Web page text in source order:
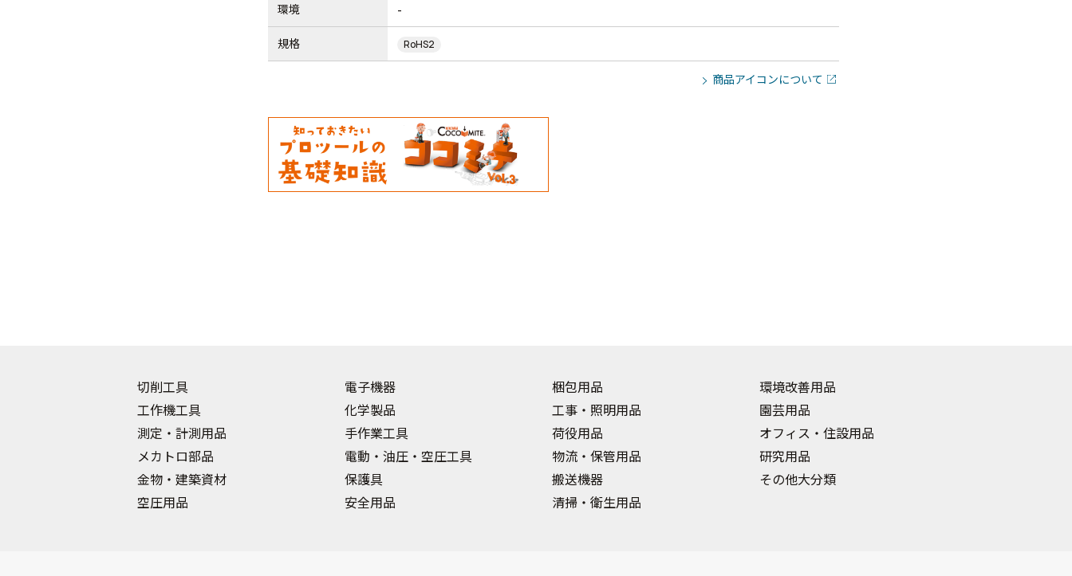
環境 -
規格 RoHS2
商品アイコンについて
切削工具
工作機工具
測定・計測用品
メカトロ部品
金物・建築資材
空圧用品
電子機器
化学製品
手作業工具
電動・油圧・空圧工具
保護具
安全用品
梱包用品
工事・照明用品
荷役用品
物流・保管用品
搬送機器
清掃・衛生用品
環境改善用品
園芸用品
オフィス・住設用品
研究用品
その他大分類